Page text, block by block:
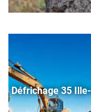
Défrichage 35